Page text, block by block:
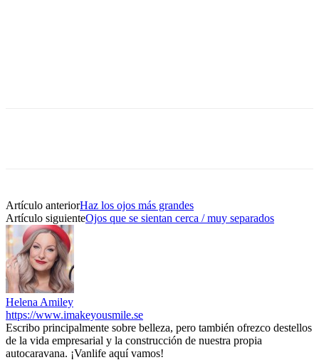
Artículo anteriorHaz los ojos más grandes
Artículo siguienteOjos que se sientan cerca / muy separados
Helena Amiley
https://www.imakeyousmile.se
Escribo principalmente sobre belleza, pero también ofrezco destellos
de la vida empresarial y la construcción de nuestra propia
autocaravana. ¡Vanlife aquí vamos!